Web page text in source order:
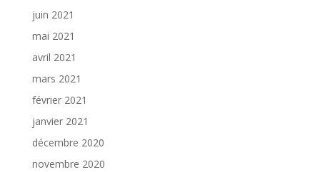
juin 2021
mai 2021
avril 2021
mars 2021
février 2021
janvier 2021
décembre 2020
novembre 2020